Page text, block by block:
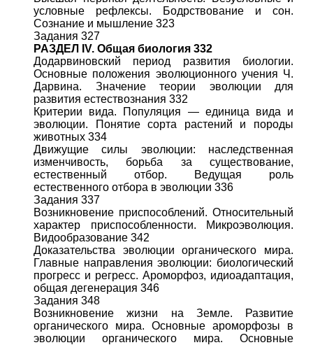
условные рефлексы. Бодрствование и сон.
Сознание и мышление 323
Задания 327
РАЗДЕЛ IV. Общая биология 332
Додарвиновский период развития биологии.
Основные положения эволюционного учения Ч.
Дарвина. Значение теории эволюции для
развития естествознания 332
Критерии вида. Популяция — единица вида и
эволюции. Понятие сорта растений и породы
животных 334
Движущие силы эволюции: наследственная
изменчивость, борьба за существование,
естественный отбор. Ведущая роль
естественного отбора в эволюции 336
Задания 337
Возникновение приспособлений. Относительный
характер приспособленности. Микроэволюция.
Видообразование 342
Доказательства эволюции органического мира.
Главные направления эволюции: биологический
прогресс и регресс. Ароморфоз, идиоадаптация,
общая дегенерация 346
Задания 348
Возникновение жизни на Земле. Развитие
органического мира. Основные ароморфозы в
эволюции органического мира. Основные